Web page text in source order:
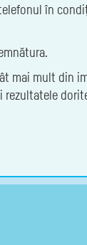
în
mai mult din
rezultatele